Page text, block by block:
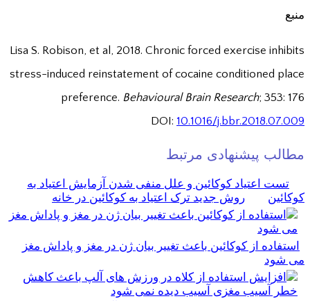
منبع
Lisa S. Robison, et al, 2018. Chronic forced exercise inhibits
stress-induced reinstatement of cocaine conditioned place
preference. Behavioural Brain Research; 353: 176
DOI: 10.1016/j.bbr.2018.07.009
مطالب پیشنهادی مرتبط
تست اعتیاد کوکائین و علل منفی شدن آزمایش اعتیاد به
کوکائین
روش جدید ترک اعتیاد به کوکائین در خانه
استفاده از کوکائین باعث تغییر بیان ژن در مغز و پاداش مغز
می شود